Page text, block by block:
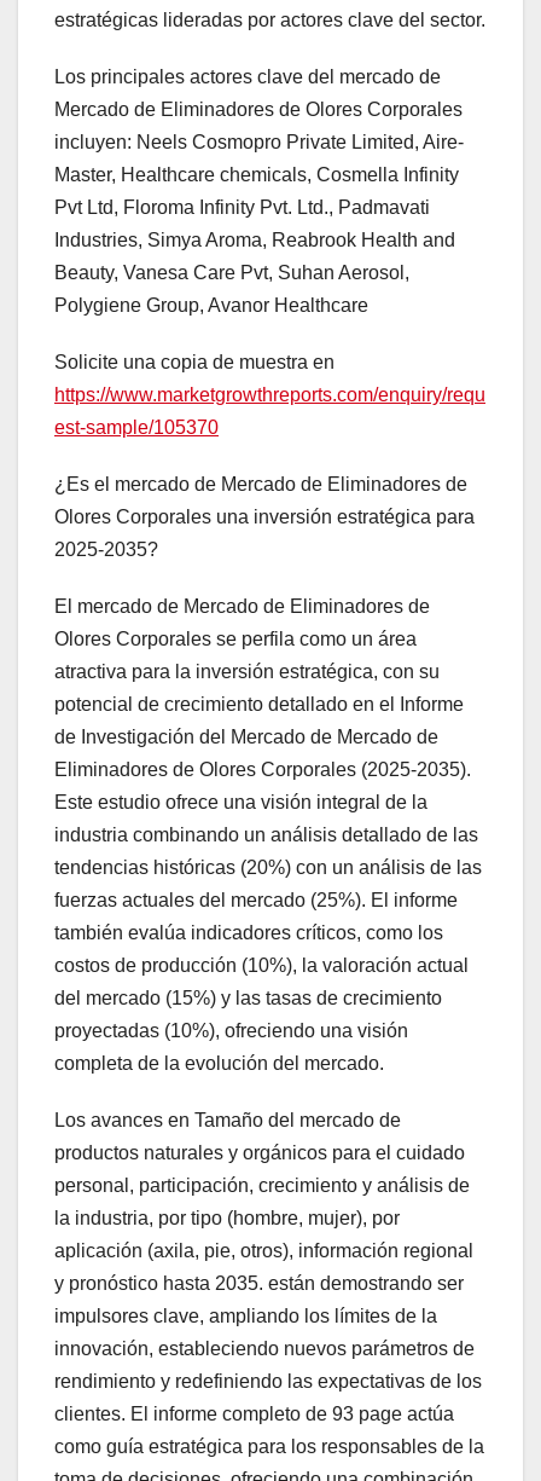
estratégicas lideradas por actores clave del sector.
Los principales actores clave del mercado de
Mercado de Eliminadores de Olores Corporales
incluyen: Neels Cosmopro Private Limited, Aire-
Master, Healthcare chemicals, Cosmella Infinity
Pvt Ltd, Floroma Infinity Pvt. Ltd., Padmavati
Industries, Simya Aroma, Reabrook Health and
Beauty, Vanesa Care Pvt, Suhan Aerosol,
Polygiene Group, Avanor Healthcare
Solicite una copia de muestra en
https://www.marketgrowthreports.com/enquiry/requ
est-sample/105370
¿Es el mercado de Mercado de Eliminadores de
Olores Corporales una inversión estratégica para
2025-2035?
El mercado de Mercado de Eliminadores de
Olores Corporales se perfila como un área
atractiva para la inversión estratégica, con su
potencial de crecimiento detallado en el Informe
de Investigación del Mercado de Mercado de
Eliminadores de Olores Corporales (2025-2035).
Este estudio ofrece una visión integral de la
industria combinando un análisis detallado de las
tendencias históricas (20%) con un análisis de las
fuerzas actuales del mercado (25%). El informe
también evalúa indicadores críticos, como los
costos de producción (10%), la valoración actual
del mercado (15%) y las tasas de crecimiento
proyectadas (10%), ofreciendo una visión
completa de la evolución del mercado.
Los avances en Tamaño del mercado de
productos naturales y orgánicos para el cuidado
personal, participación, crecimiento y análisis de
la industria, por tipo (hombre, mujer), por
aplicación (axila, pie, otros), información regional
y pronóstico hasta 2035. están demostrando ser
impulsores clave, ampliando los límites de la
innovación, estableciendo nuevos parámetros de
rendimiento y redefiniendo las expectativas de los
clientes. El informe completo de 93 page actúa
como guía estratégica para los responsables de la